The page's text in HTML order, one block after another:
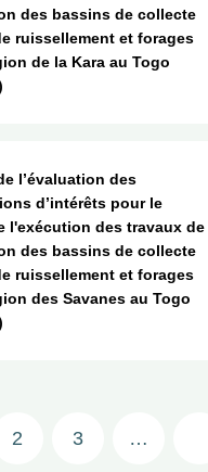
des bassins de collecte
ruissellement et forages
de la Kara au Togo
l’évaluation des
d’intérêts pour le
l'exécution des travaux de
des bassins de collecte
ruissellement et forages
des Savanes au Togo
2 3 …